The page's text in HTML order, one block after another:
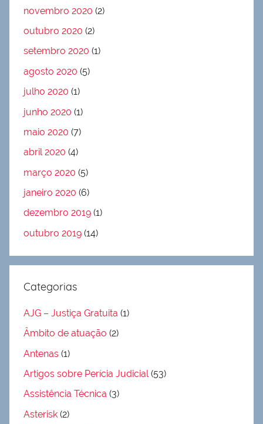
novembro 2020 (2)
outubro 2020 (2)
setembro 2020 (1)
agosto 2020 (5)
julho 2020 (1)
junho 2020 (1)
maio 2020 (7)
abril 2020 (4)
março 2020 (5)
janeiro 2020 (6)
dezembro 2019 (1)
outubro 2019 (14)
Categorias
AJG – Justiça Gratuita (1)
Âmbito de atuação (2)
Antenas (1)
Artigos sobre Perícia Judicial(53)
Assistência Técnica (3)
Asterisk (2)